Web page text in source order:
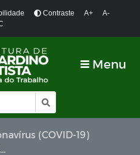
Contraste A+
A-
Menu
(COVID-19)